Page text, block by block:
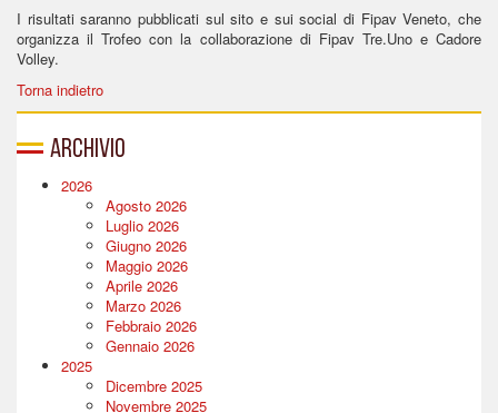
I risultati saranno pubblicati sul sito e sui social di Fipav Veneto, che
organizza il Trofeo con la collaborazione di Fipav Tre.Uno e Cadore
Volley.
Torna indietro
Archivio
2026
Agosto 2026
Luglio 2026
Giugno 2026
Maggio 2026
Aprile 2026
Marzo 2026
Febbraio 2026
Gennaio 2026
2025
Dicembre 2025
Novembre 2025